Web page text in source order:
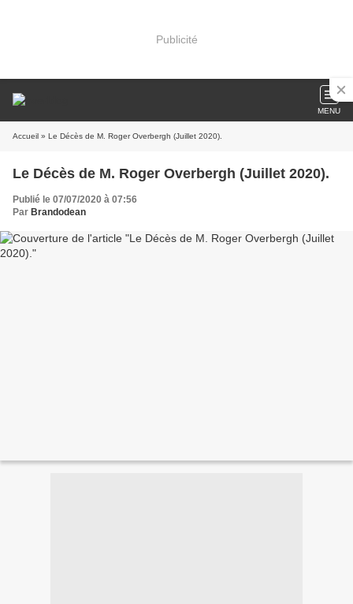
Publicité
MENU
Accueil » Le Décès de M. Roger Overbergh (Juillet 2020).
Le Décès de M. Roger Overbergh (Juillet 2020).
Publié le 07/07/2020 à 07:56
Par Brandodean